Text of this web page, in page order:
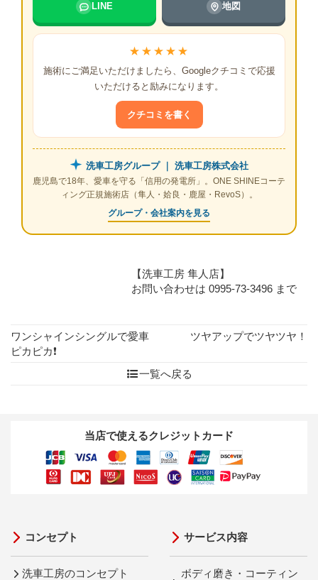
LINE 地図
★★★★★
施術にご満足いただけましたら、Googleクチコミで応援
いただけると励みになります。
クチコミを書く
洗車工房グループ ｜ 洗車工房株式会社
鹿児島で18年、愛車を守る「信用の発電所」。ONE SHINEコーテ
ィング正規施術店（隼人・姶良・鹿屋・RevoS）。
グループ・会社案内を見る
【洗車工房 隼人店】
お問い合わせは 0995-73-3496 まで
ワンシャインシングルで愛車
ピカピカ❗
ツヤアップでツヤツヤ！
一覧へ戻る
当店で使えるクレジットカード
コンセプト
洗車工房のコンセプト
サービス内容
ボディ磨き・コーティン